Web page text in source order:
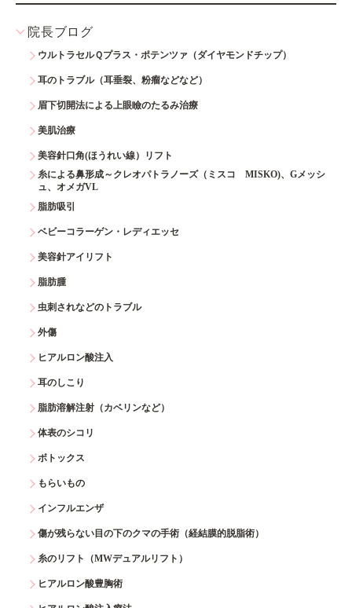
院長ブログ
ウルトラセルＱプラス・ポテンツァ（ダイヤモンドチップ）
耳のトラブル（耳垂裂、粉瘤などなど）
眉下切開法による上眼瞼のたるみ治療
美肌治療
美容針口角(ほうれい線）リフト
糸による鼻形成～クレオパトラノーズ（ミスコ MISKO)、Gメッシ
ュ、オメガVL
脂肪吸引
ベビーコラーゲン・レディエッセ
美容針アイリフト
脂肪腫
虫刺されなどのトラブル
外傷
ヒアルロン酸注入
耳のしこり
脂肪溶解注射（カベリンなど）
体表のシコリ
ボトックス
もらいもの
インフルエンザ
傷が残らない目の下のクマの手術（経結膜的脱脂術）
糸のリフト（MWデュアルリフト）
ヒアルロン酸豊胸術